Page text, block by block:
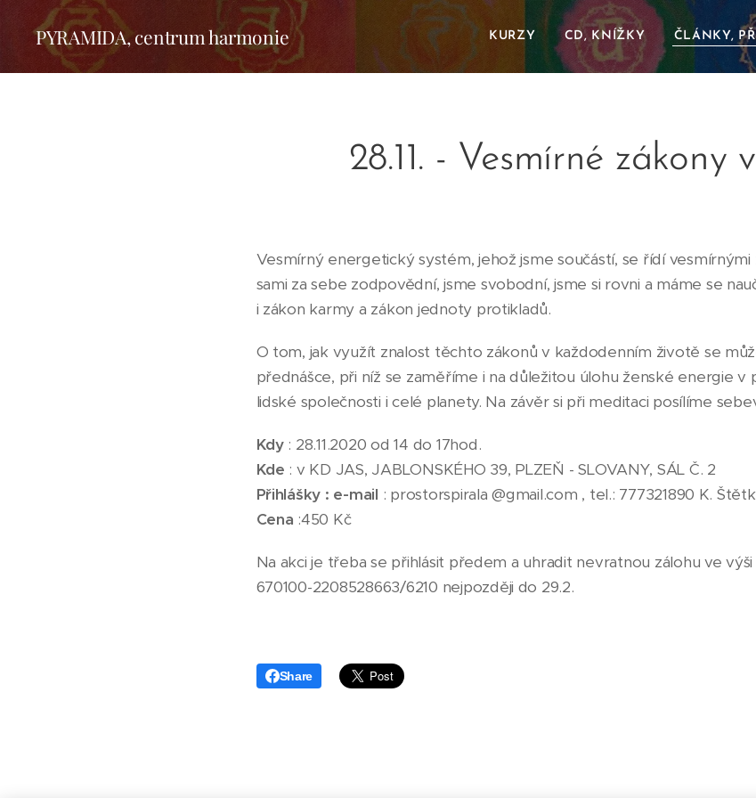
PYRAMIDA, centrum harmonie KURZY CD, KNÍŽKY ČLÁNKY,
28.11. - Vesmírné zákony
Vesmírný energetický systém, jehož jsme součástí, se řídí vesmírnými
sami za sebe zodpovědní, jsme svobodní, jsme si rovni a máme se
i zákon karmy a zákon jednoty protikladů.
O tom, jak využít znalost těchto zákonů v každodenním životě se
přednášce, při níž se zaměříme i na důležitou úlohu ženské energie v
lidské společnosti i celé planety. Na závěr si při meditaci posílíme
Kdy : 28.11.2020 od 14 do 17hod.
Kde : v KD JAS, JABLONSKÉHO 39, PLZEŇ - SLOVANY, SÁL Č. 2
Přihlášky : e-mail : prostorspirala @gmail.com , tel.: 777321890 K.
Cena :450 Kč
Na akci je třeba se přihlásit předem a uhradit nevratnou zálohu ve
670100-2208528663/6210 nejpozději do 29.2.
Share